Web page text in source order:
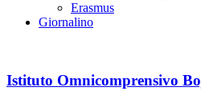
Erasmus
Giornalino
Istituto Omnicomprensivo